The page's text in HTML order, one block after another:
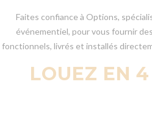
Faites confiance à Options,
événementiel, pour vous fournir
fonctionnels, livrés et installés
LOUEZ EN